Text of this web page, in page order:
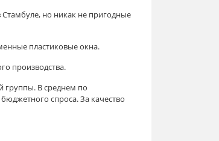
но никак не пригодные
пластиковые окна.
производства.
группы. В среднем по
спроса. За качество